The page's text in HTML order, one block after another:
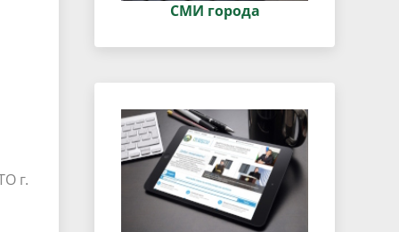
г.
СМИ города